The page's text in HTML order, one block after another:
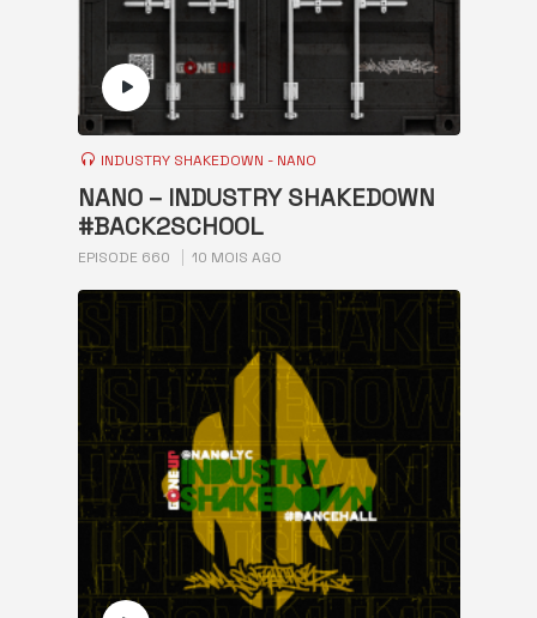
INDUSTRY SHAKEDOWN - NANO
NANO – INDUSTRY SHAKEDOWN
#BACK2SCHOOL
EPISODE 660 10 MOIS AGO